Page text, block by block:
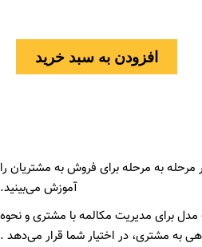
افزودن به سبد خرید
آموزشی، ۷ ساختار مرحله به مرحله برای فروش به مشتریان را
آموزش می‌بینید.
فرمول، یک مدل برای مدیریت مکالمه با مشتری و نحوه
به مشتری، در اختیار شما قرار می‌دهد .